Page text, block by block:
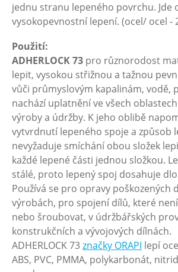
jednu stranu lepeného povrchu. Jde
vysokopevnostní lepení. (ocel/ ocel -
Použití:
ADHERLOCK 73 pro různorodost
lepit, vysokou střižnou a tažnou
vůči průmyslovým kapalinám, vodě,
nachází uplatnění ve všech
výroby a údržby. K jeho oblibě
vytvrdnutí lepeného spoje a způsob
nevyžaduje smíchání obou složek
každé lepené části jednou složkou.
stálé, proto lepený spoj dosahuje
Používá se pro opravy poškozených
výrobách, pro spojení dílů, které
nebo šroubovat, v údržbářských
konstrukčních a vývojových dílnách.
ADHERLOCK 73značky ORAPI lepí
ABS, PVC, PMMA, polykarbonát,